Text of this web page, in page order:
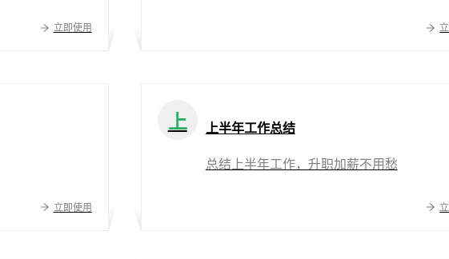
立即使用
立即使用
上 上半年工作总结
总结上半年工作，升职加薪不用愁